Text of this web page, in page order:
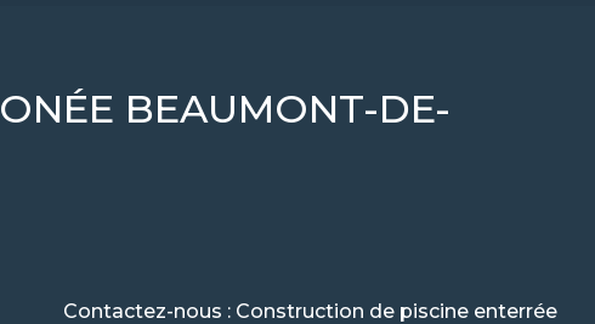
BEAUMONT-DE-
Contactez-nous : Construction de piscine enterrée